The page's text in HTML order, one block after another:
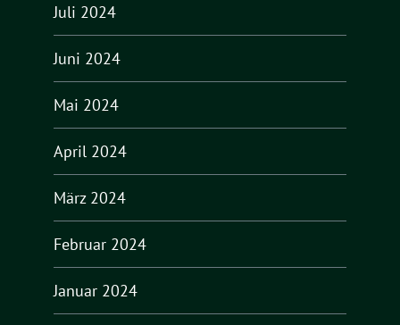
Juli 2024
Juni 2024
Mai 2024
April 2024
März 2024
Februar 2024
Januar 2024